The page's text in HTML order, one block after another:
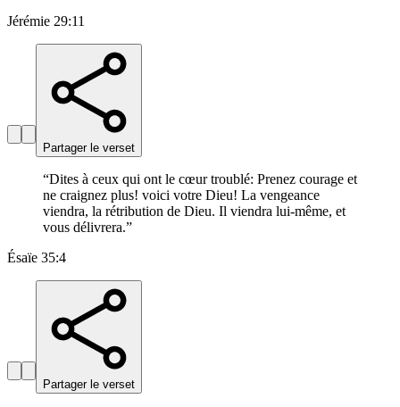
Jérémie 29:11
Partager le verset
“Dites à ceux qui ont le cœur troublé: Prenez courage et
ne craignez plus! voici votre Dieu! La vengeance
viendra, la rétribution de Dieu. Il viendra lui-même, et
vous délivrera.”
Ésaïe 35:4
Partager le verset